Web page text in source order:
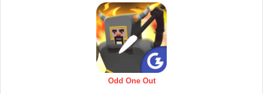
Odd One Out